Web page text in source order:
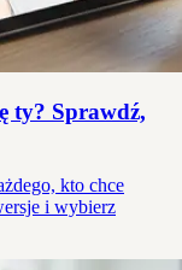
ty? Sprawdź,
kto chce
i wybierz